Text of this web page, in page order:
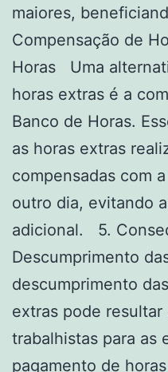
maiores,
Compensação de
Horas Uma
horas extras é a
Banco de Horas.
as horas extras
compensadas com
outro dia, evitando
adicional. 5.
Descumprimento
descumprimento
extras pode
trabalhistas para as
pagamento de